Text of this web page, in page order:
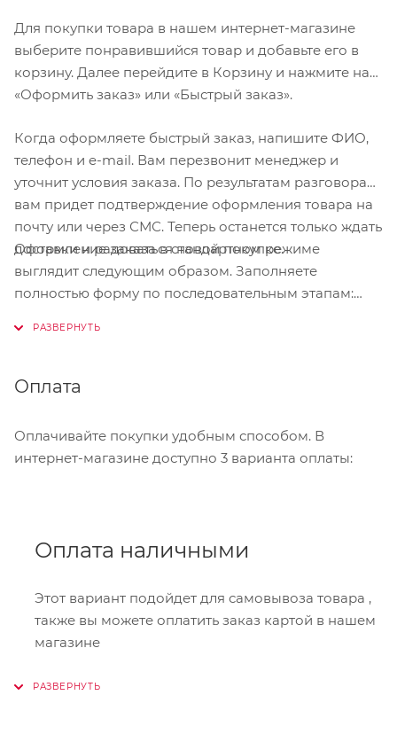
Для покупки товара в нашем интернет-магазине
выберите понравившийся товар и добавьте его в
корзину. Далее перейдите в Корзину и нажмите на
«Оформить заказ» или «Быстрый заказ».
Когда оформляете быстрый заказ, напишите ФИО,
телефон и e-mail. Вам перезвонит менеджер и
уточнит условия заказа. По результатам разговора
вам придет подтверждение оформления товара на
почту или через СМС. Теперь останется только ждать
доставки и радоваться новой покупке.
Оформление заказа в стандартном режиме
выглядит следующим образом. Заполняете
полностью форму по последовательным этапам:
Нажмите кнопку «Оформить заказ».
Оплата
Оплачивайте покупки удобным способом. В
интернет-магазине доступно 3 варианта оплаты:
Оплата наличными
Этот вариант подойдет для самовывоза товара ,
также вы можете оплатить заказ картой в нашем
магазине
Онлайн-оплата